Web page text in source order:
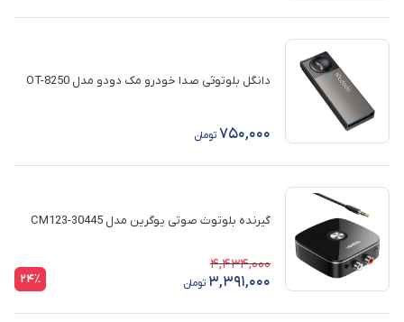
دانگل بلوتوثی صدا خودرو مک دودو مدل OT-8250
750,000 تومان
گیرنده بلوتوث صوتی یوگرین مدل CM123-30445
4,434,000
3,391,000 تومان 24٪